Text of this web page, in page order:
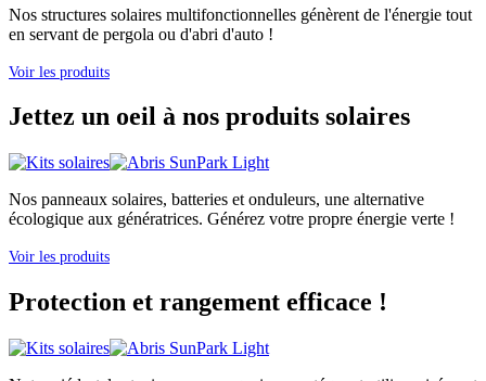
Nos structures solaires multifonctionnelles génèrent de l'énergie tout
en servant de pergola ou d'abri d'auto !
Voir les produits
Jettez un oeil à nos produits solaires
Nos panneaux solaires, batteries et onduleurs, une alternative
écologique aux génératrices. Générez votre propre énergie verte !
Voir les produits
Protection et rangement efficace !